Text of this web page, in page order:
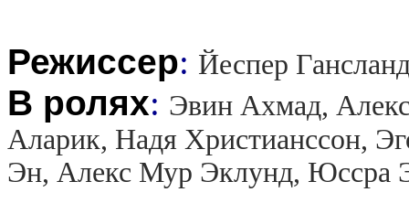
Режиссер: Йеспер
В ролях: Эвин Ахмад,
Аларик, Надя Христианссон,
Эн, Алекс Мур Эклунд, Юссра